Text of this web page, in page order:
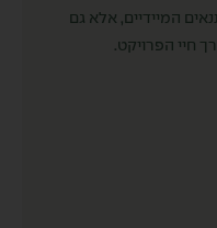
המיידיים, אלא גם
חיי הפרויקט.